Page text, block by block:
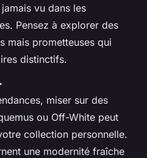
vu dans les
Pensez à explorer des
mais prometteuses qui
distinctifs.
miser sur des
ou Off-White peut
collection personnelle.
une modernité fraîche